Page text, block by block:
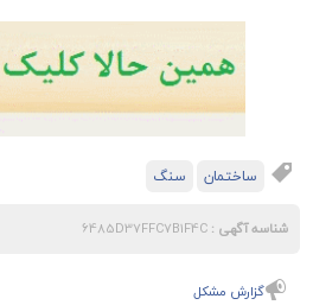
ساختمان سنگ
شناسه آگهی :
گزارش مشکل